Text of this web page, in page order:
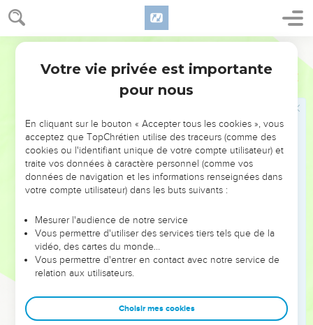
Hébreux 13
une bonne conscience, puisque nous voulons bien nous
conduire en toute circonstance.
vous sois rendu plus tôt.
Le Dieu de la paix a ramené d’entre les morts notre
Seigneur Jésus, devenu le grand berger des brebis grâce au
sang d'une alliance éternelle.
Qu’il vous rende capables de toute bonne œuvre pour
lui est agréable par Jésus-Christ, à qui soit la gloire aux
siècles des siècles ! Amen !
Conclusions et salutations
Je vous invite, frères et sœurs, à faire bon accueil à ces
paroles d'encouragement, car je vous ai écrit brièvement.
Votre vie privée est importante
pour nous
En cliquant sur le bouton « Accepter tous les cookies », vous
acceptez que TopChrétien utilise des traceurs (comme des
cookies ou l'identifiant unique de votre compte utilisateur) et
traite vos données à caractère personnel (comme vos
données de navigation et les informations renseignées dans
votre compte utilisateur) dans les buts suivants :
Mesurer l'audience de notre service
Vous permettre d'utiliser des services tiers tels que de la
vidéo, des cartes du monde…
Vous permettre d'entrer en contact avec notre service de
relation aux utilisateurs.
Choisir mes cookies